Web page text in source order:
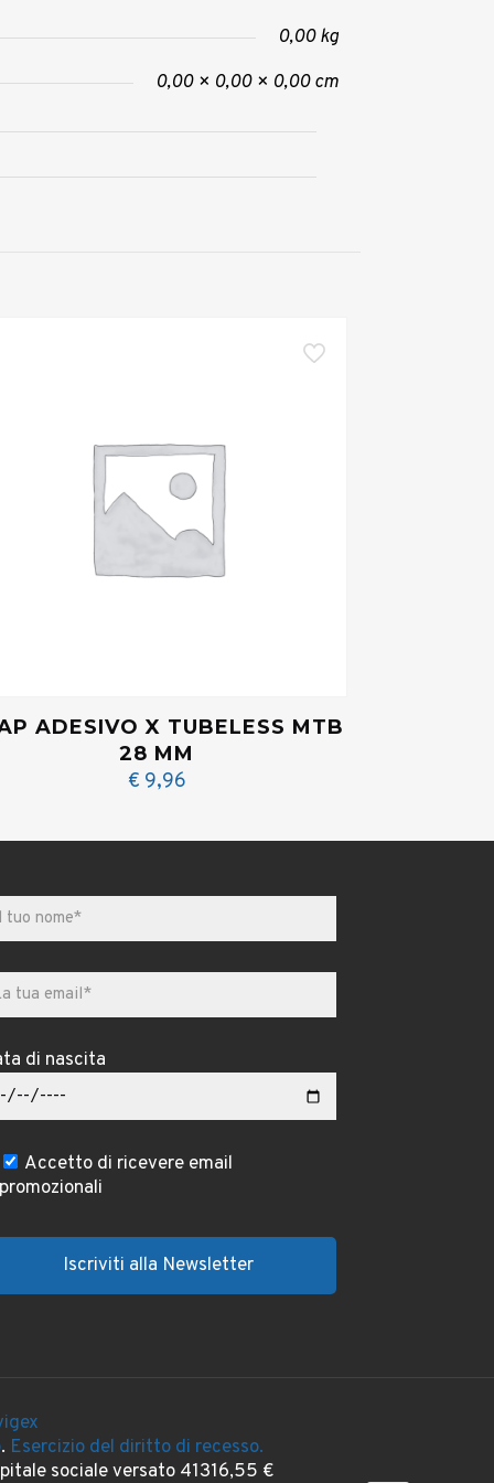
0,00 kg
0,00 × 0,00 × 0,00 cm
ADESIVO X TUBELESS MTB
28 MM
€ 9,96
di nascita
Accetto di ricevere email
promozionali
. Esercizio del diritto di recesso.
sociale versato 41316,55 €